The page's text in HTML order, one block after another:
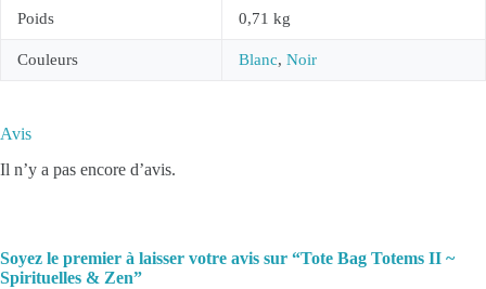
Poids 0,71 kg
Couleurs Blanc, Noir
Avis
Il n’y a pas encore d’avis.
Soyez le premier à laisser votre avis sur “Tote Bag Totems II ~
Spirituelles & Zen”